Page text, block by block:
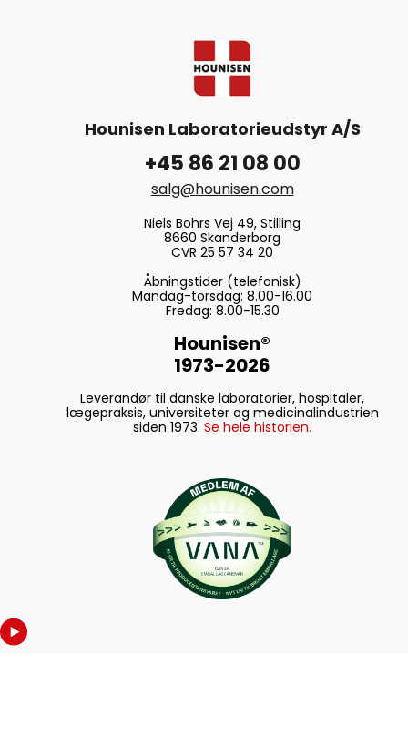
Hounisen Laboratorieudstyr A/S
+45 86 21 08 00
salg@hounisen.com
Niels Bohrs Vej 49, Stilling
8660 Skanderborg
CVR 25 57 34 20
Åbningstider (telefonisk)
Mandag-torsdag: 8.00-16.00
Fredag: 8.00-15.30
Hounisen®
1973-2026
Leverandør til danske laboratorier, hospitaler,
lægepraksis, universiteter og medicinalindustrien
siden 1973. Se hele historien.